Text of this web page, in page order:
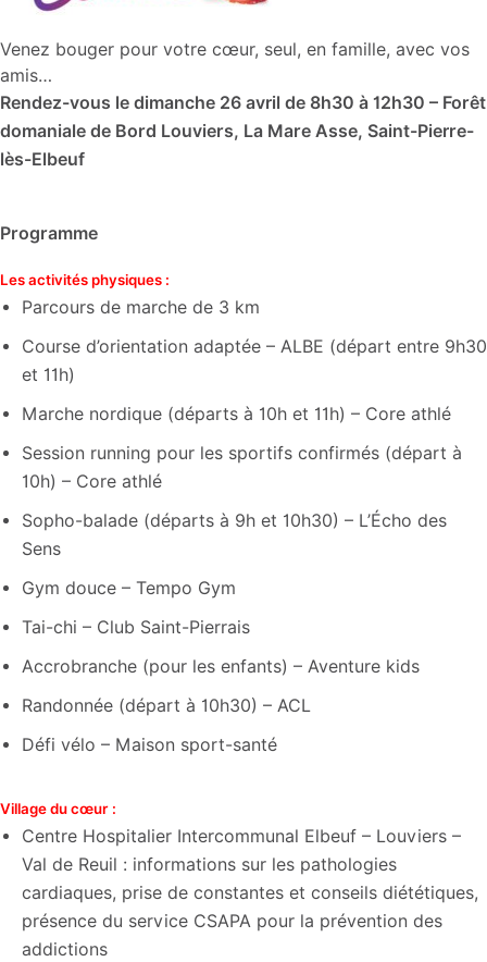
Venez bouger pour votre cœur, seul, en famille, avec vos
amis…
Rendez-vous le dimanche 26 avril de 8h30 à 12h30 – Forêt
domaniale de Bord Louviers, La Mare Asse, Saint-Pierre-
lès-Elbeuf
Programme
Les activités physiques :
Parcours de marche de 3 km
Course d’orientation adaptée – ALBE (départ entre 9h30
et 11h)
Marche nordique (départs à 10h et 11h) – Core athlé
Session running pour les sportifs confirmés (départ à
10h) – Core athlé
Sopho-balade (départs à 9h et 10h30) – L’Écho des
Sens
Gym douce – Tempo Gym
Tai-chi – Club Saint-Pierrais
Accrobranche (pour les enfants) – Aventure kids
Randonnée (départ à 10h30) – ACL
Défi vélo – Maison sport-santé
Village du cœur :
Centre Hospitalier Intercommunal Elbeuf – Louviers –
Val de Reuil : informations sur les pathologies
cardiaques, prise de constantes et conseils diététiques,
présence du service CSAPA pour la prévention des
addictions